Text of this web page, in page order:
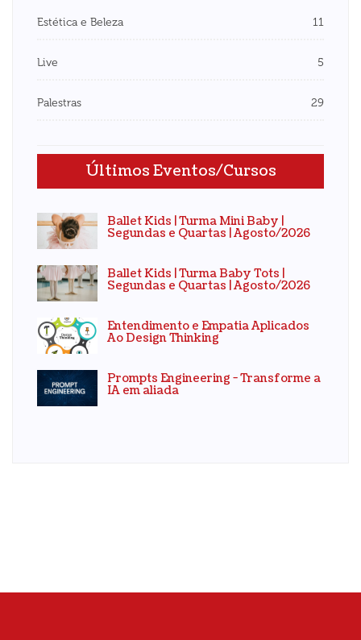
Estética e Beleza 11
Live 5
Palestras 29
Últimos Eventos/Cursos
Ballet Kids | Turma Mini Baby |
Segundas e Quartas | Agosto/2026
Ballet Kids | Turma Baby Tots |
Segundas e Quartas | Agosto/2026
Entendimento e Empatia Aplicados
Ao Design Thinking
Prompts Engineering - Transforme a
IA em aliada